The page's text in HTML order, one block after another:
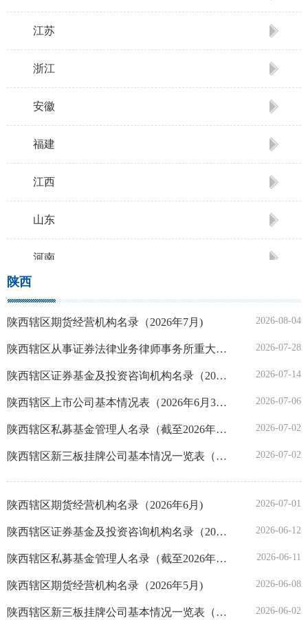
江苏
浙江
安徽
福建
江西
山东
河南
广东
广西
重庆
贵州
陕西
陕西辖区期货经营机构名录（2026年7月) 2026-08-04
陕西辖区从事证券法律业务律师事务所重大事项变更和年度备案表（截至2026年7月27日) 2026-07-28
陕西辖区证券基金及投资咨询机构名录（2026年6月） 2026-07-14
陕西辖区上市公司基本情况表（2026年6月30日) 2026-07-06
陕西辖区私募基金管理人名录（截至2026年6月30日） 2026-07-02
陕西辖区新三板挂牌公司基本情况一览表（截至2026年6月30日） 2026-07-02
陕西辖区期货经营机构名录（2026年6月) 2026-07-01
陕西辖区证券基金及投资咨询机构名录（2026年5月） 2026-06-12
陕西辖区私募基金管理人名录（截至2026年5月31日） 2026-06-11
陕西辖区期货经营机构名录（2026年5月) 2026-06-08
陕西辖区新三板挂牌公司基本情况一览表（截至2026年5月31日） 2026-06-02